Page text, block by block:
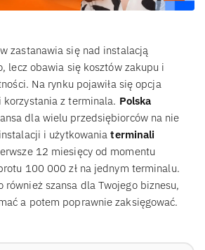
zastanawia się nad instalacją
lecz obawia się kosztów zakupu i
Na rynku pojawiła się opcja
z terminala. Polska
dla wielu przedsiębiorców na nie
i użytkowaniaterminali
12 miesięcy od momentu
100 000 zł na jednym terminalu.
również szansa dla Twojego biznesu,
a potem poprawnie zaksięgować.